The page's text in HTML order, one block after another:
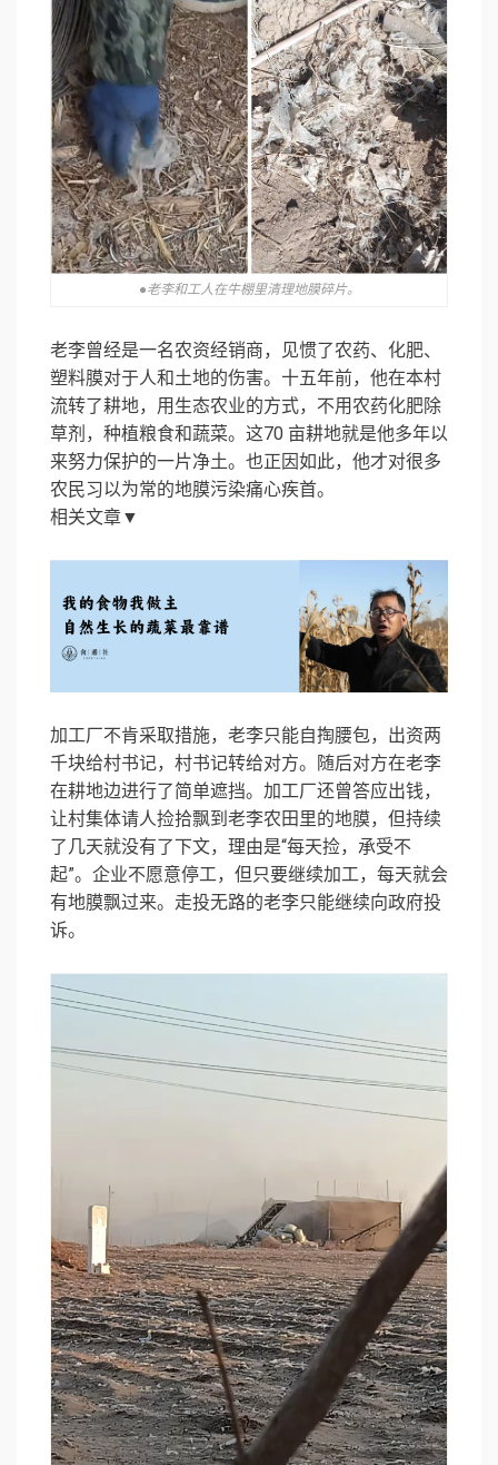
●老李和工人在牛棚里清理地膜碎片。
老李曾经是一名农资经销商，见惯了农药、化肥、
塑料膜对于人和土地的伤害。 十五年前，他在本村
流转了耕地，用生态农业的方式，不用农药化肥除
草剂，种植粮食和蔬菜。这70 亩耕地就是他多年以
来努力保护的一片净土。也正因如此，他才对很多
农民习以为常的地膜污染痛心疾首。
相关文章▼
加工厂不肯采取措施，老李只能自掏腰包，出资两
千块给村书记，村书记转给对方。随后对方在老李
在耕地边进行了简单遮挡。加工厂还曾答应出钱，
让村集体请人捡拾飘到老李农田里的地膜，但持续
了几天就没有了下文，理由是“每天捡，承受不
起”。企业不愿意停工，但只要继续加工，每天就会
有地膜飘过来。走投无路的老李只能继续向政府投
诉。